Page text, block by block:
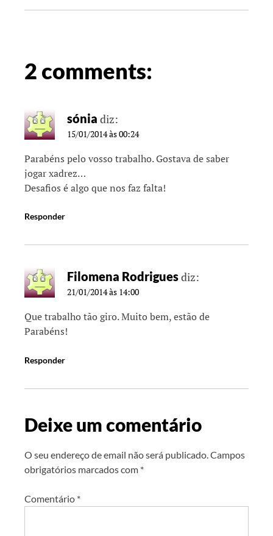
2 comments:
sónia diz:
15/01/2014 às 00:24
Parabéns pelo vosso trabalho. Gostava de saber
jogar xadrez…
Desafios é algo que nos faz falta!
Responder
Filomena Rodriguesdiz:
21/01/2014 às 14:00
Que trabalho tão giro. Muito bem, estão de
Parabéns!
Responder
Deixe um comentário
O seu endereço de email não será publicado. Campos
obrigatórios marcados com *
Comentário *